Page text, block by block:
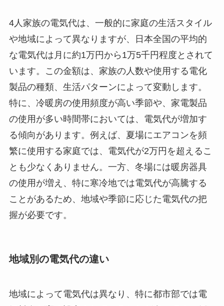
4人家族の電気代は、一般的に家庭の生活スタイル
や地域によって異なりますが、日本全国の平均的
な電気代は月に約1万円から1万5千円程度とされて
います。この金額は、家族の人数や使用する電化
製品の種類、生活パターンによって変動します。
特に、冷暖房の使用頻度が高い季節や、家電製品
の使用が多い時間帯においては、電気代が増加す
る傾向があります。例えば、夏場にエアコンを頻
繁に使用する家庭では、電気代が2万円を超えるこ
とも少なくありません。一方、冬場には暖房器具
の使用が増え、特に寒冷地では電気代が高騰する
ことがあるため、地域や季節に応じた電気代の把
握が必要です。
地域別の電気代の違い
地域によって電気代は異なり、特に都市部では電